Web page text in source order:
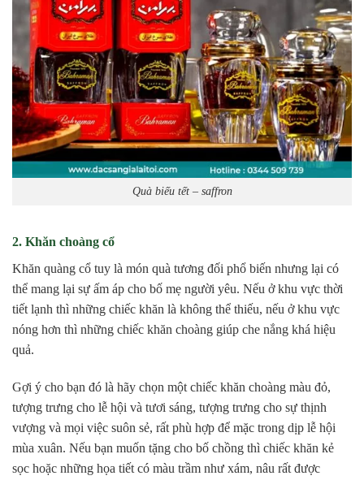
Quà biếu tết – saffron
2. Khăn choàng cổ
Khăn quàng cổ tuy là món quà tương đối phổ biến nhưng lại có
thể mang lại sự ấm áp cho bố mẹ người yêu. Nếu ở khu vực thời
tiết lạnh thì những chiếc khăn là không thể thiếu, nếu ở khu vực
nóng hơn thì những chiếc khăn choàng giúp che nắng khá hiệu
quả.
Gợi ý cho bạn đó là hãy chọn một chiếc khăn choàng màu đỏ,
tượng trưng cho lễ hội và tươi sáng, tượng trưng cho sự thịnh
vượng và mọi việc suôn sẻ, rất phù hợp để mặc trong dịp lễ hội
mùa xuân. Nếu bạn muốn tặng cho bố chồng thì chiếc khăn kẻ
sọc hoặc những họa tiết có màu trầm như xám, nâu rất được